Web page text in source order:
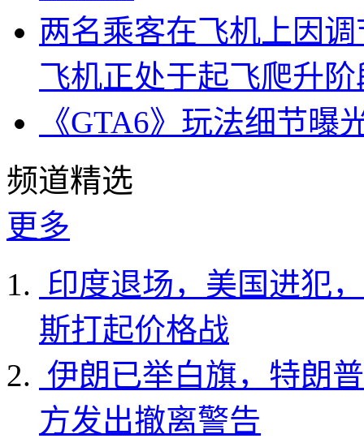
两名乘客在飞机上因
飞机正处于起飞爬升阶
《GTA6》玩法细节
频道精选
更多
印度退场，美国进犯
斯打起价格战
伊朗已举白旗，特朗
方发出撤离警告